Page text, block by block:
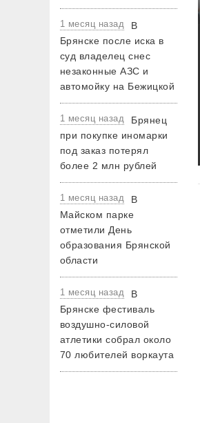
1 месяц назад
В
Брянске после иска в
суд владелец снес
незаконные АЗС и
автомойку на Бежицкой
1 месяц назад
Брянец
при покупке иномарки
под заказ потерял
более 2 млн рублей
1 месяц назад
В
Майском парке
отметили День
образования Брянской
области
1 месяц назад
В
Брянске фестиваль
воздушно-силовой
атлетики собрал около
70 любителей воркаута